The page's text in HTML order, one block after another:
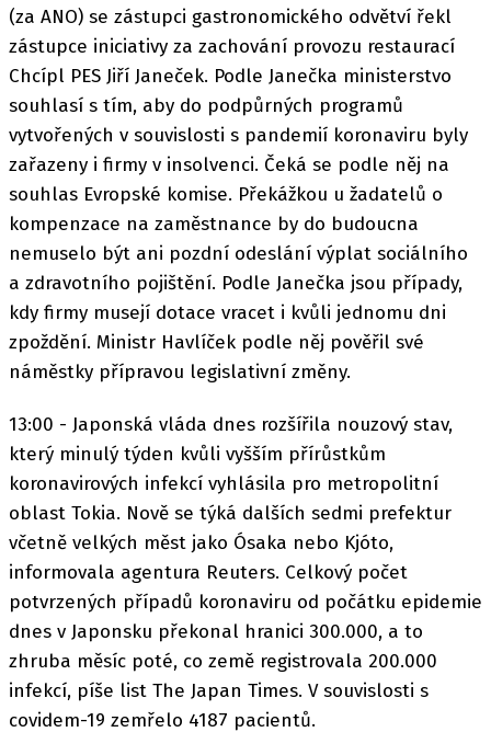
(za ANO) se zástupci gastronomického odvětví řekl
zástupce iniciativy za zachování provozu restaurací
Chcípl PES Jiří Janeček. Podle Janečka ministerstvo
souhlasí s tím, aby do podpůrných programů
vytvořených v souvislosti s pandemií koronaviru byly
zařazeny i firmy v insolvenci. Čeká se podle něj na
souhlas Evropské komise. Překážkou u žadatelů o
kompenzace na zaměstnance by do budoucna
nemuselo být ani pozdní odeslání výplat sociálního
a zdravotního pojištění. Podle Janečka jsou případy,
kdy firmy musejí dotace vracet i kvůli jednomu dni
zpoždění. Ministr Havlíček podle něj pověřil své
náměstky přípravou legislativní změny.
13:00 - Japonská vláda dnes rozšířila nouzový stav,
který minulý týden kvůli vyšším přírůstkům
koronavirových infekcí vyhlásila pro metropolitní
oblast Tokia. Nově se týká dalších sedmi prefektur
včetně velkých měst jako Ósaka nebo Kjóto,
informovala agentura Reuters. Celkový počet
potvrzených případů koronaviru od počátku epidemie
dnes v Japonsku překonal hranici 300.000, a to
zhruba měsíc poté, co země registrovala 200.000
infekcí, píše list The Japan Times. V souvislosti s
covidem-19 zemřelo 4187 pacientů.